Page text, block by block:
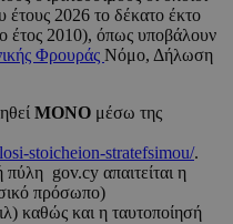
έτους 2026 το δέκατο έκτο
έτος 2010), όπως υποβάλουν
Φρουράς Νόμο, Δήλωση
ΜΟΝΟ μέσω της
stoicheion-stratefsimou/.
gov.cy απαιτείται η
πρόσωπο)
καθώς και η ταυτοποίησή